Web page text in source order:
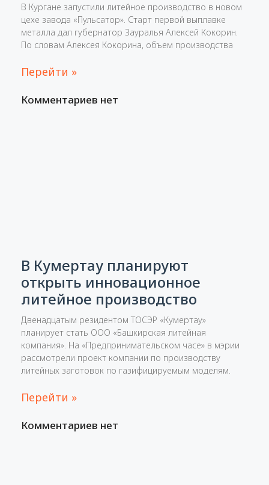
В Кургане запустили литейное производство в новом
цехе завода «Пульсатор». Старт первой выплавке
металла дал губернатор Зауралья Алексей Кокорин.
По словам Алексея Кокорина, объем производства
Перейти »
Комментариев нет
В Кумертау планируют
открыть инновационное
литейное производство
Двенадцатым резидентом ТОСЭР «Кумертау»
планирует стать ООО «Башкирская литейная
компания». На «Предпринимательском часе» в мэрии
рассмотрели проект компании по производству
литейных заготовок по газифицируемым моделям.
Перейти »
Комментариев нет